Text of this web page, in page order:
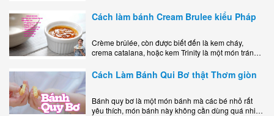
kem..
Cách làm bánh Cream Brulee kiểu Pháp
Crème brûlée, còn được biết đến là kem cháy,
crema catalana, hoặc kem Trinity là một món tráng
lớp..
Cách Làm Bánh Qui Bơ thật Thơm giòn
Bánh quy bơ là một món bánh mà các bé nhỏ rất
yêu thích, món bánh này không cần dùng quá nhiều